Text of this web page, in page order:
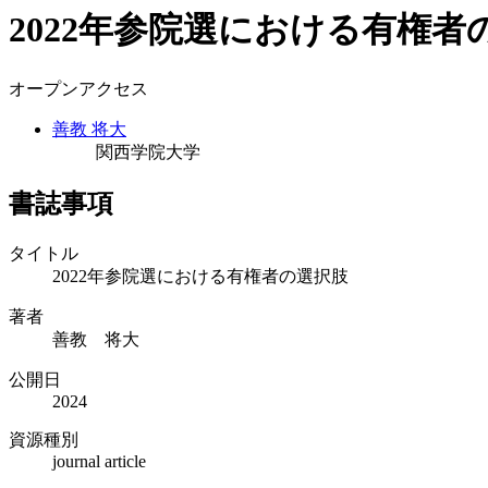
2022年参院選における有権者
オープンアクセス
善教 将大
関西学院大学
書誌事項
タイトル
2022年参院選における有権者の選択肢
著者
善教 将大
公開日
2024
資源種別
journal article